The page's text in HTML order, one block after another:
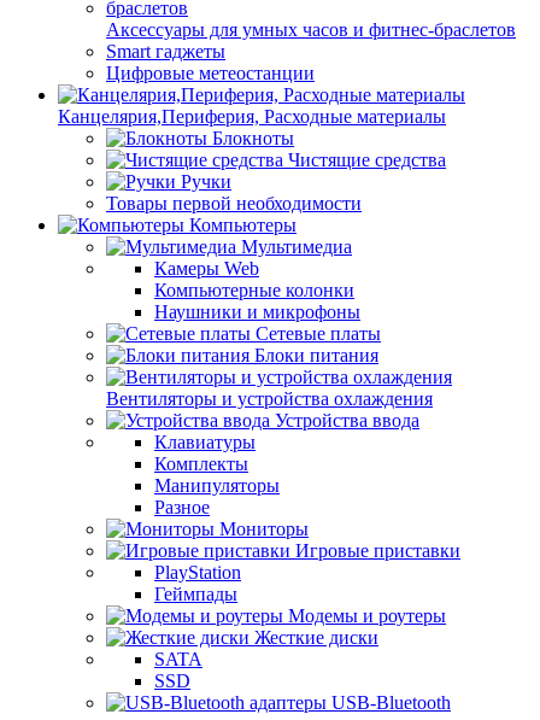
Аксессуары для умных часов и фитнес-браслетов
Smart гаджеты
Цифровые метеостанции
Канцелярия,Периферия, Расходные материалы
Блокноты
Чистящие средства
Ручки
Товары первой необходимости
Компьютеры
Мультимедиа
Камеры Web
Компьютерные колонки
Наушники и микрофоны
Сетевые платы
Блоки питания
Вентиляторы и устройства охлаждения
Устройства ввода
Клавиатуры
Комплекты
Манипуляторы
Разное
Мониторы
Игровые приставки
PlayStation
Геймпады
Модемы и роутеры
Жесткие диски
SATA
SSD
USB-Bluetooth